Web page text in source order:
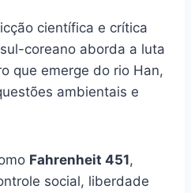
científica e crítica
coreano aborda a luta
que emerge do rio Han,
ambientais e
Fahrenheit 451,
social, liberdade